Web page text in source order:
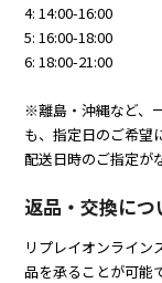
4: 14:00-16:00
5: 16:00-18:00
6: 18:00-21:00
※離島・沖縄など、
も、指定日のご希望
配送日時のご指定が
返品・交換につ
リプレイオンライン
品を承ることが可能